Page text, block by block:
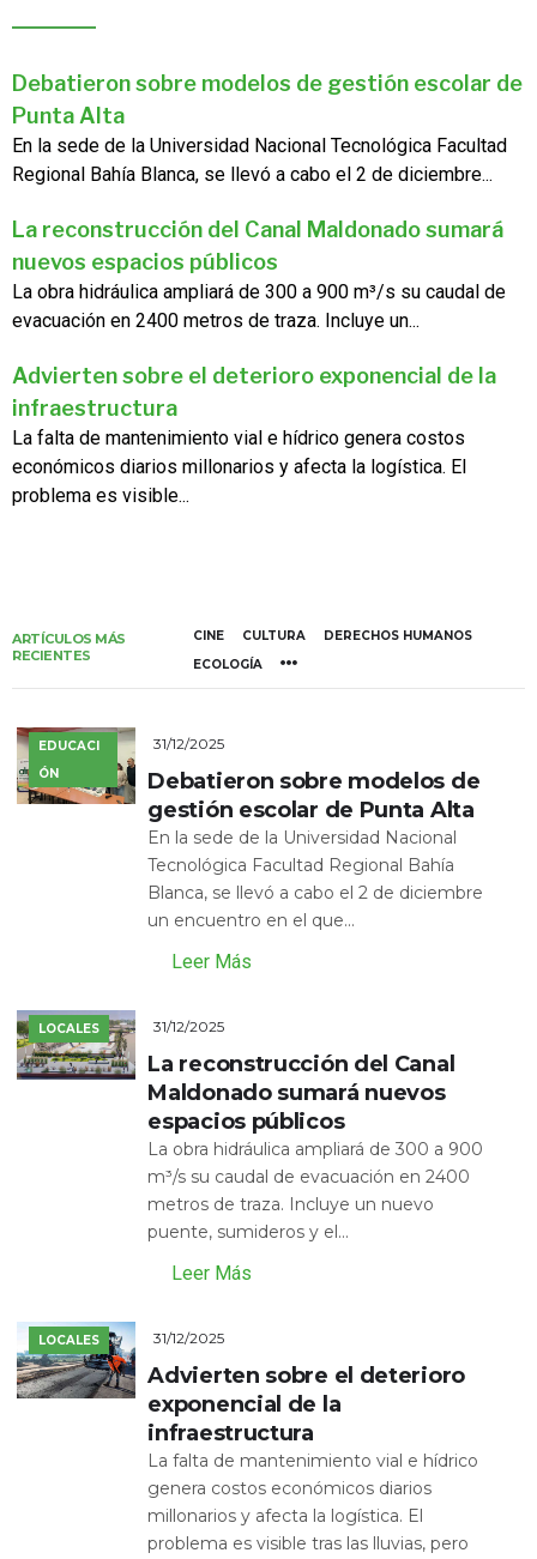
Debatieron sobre modelos de gestión escolar de
Punta Alta
En la sede de la Universidad Nacional Tecnológica Facultad
Regional Bahía Blanca, se llevó a cabo el 2 de diciembre...
La reconstrucción del Canal Maldonado sumará
nuevos espacios públicos
La obra hidráulica ampliará de 300 a 900 m³/s su caudal de
evacuación en 2400 metros de traza. Incluye un...
Advierten sobre el deterioro exponencial de la
infraestructura
La falta de mantenimiento vial e hídrico genera costos
económicos diarios millonarios y afecta la logística. El
problema es visible...
ARTÍCULOS MÁS
RECIENTES
CINE CULTURA
DERECHOS HUMANOS
ECOLOGÍA
EDUCACI
ÓN
31/12/2025
Debatieron sobre modelos de
gestión escolar de Punta Alta
En la sede de la Universidad Nacional
Tecnológica Facultad Regional Bahía
Blanca, se llevó a cabo el 2 de diciembre
un encuentro en el que...
Leer Más
LOCALES 31/12/2025
La reconstrucción del Canal
Maldonado sumará nuevos
espacios públicos
La obra hidráulica ampliará de 300 a 900
m³/s su caudal de evacuación en 2400
metros de traza. Incluye un nuevo
puente, sumideros y el...
Leer Más
LOCALES 31/12/2025
Advierten sobre el deterioro
exponencial de la
infraestructura
La falta de mantenimiento vial e hídrico
genera costos económicos diarios
millonarios y afecta la logística. El
problema es visible tras las lluvias, pero